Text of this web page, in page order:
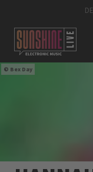
Bex Day